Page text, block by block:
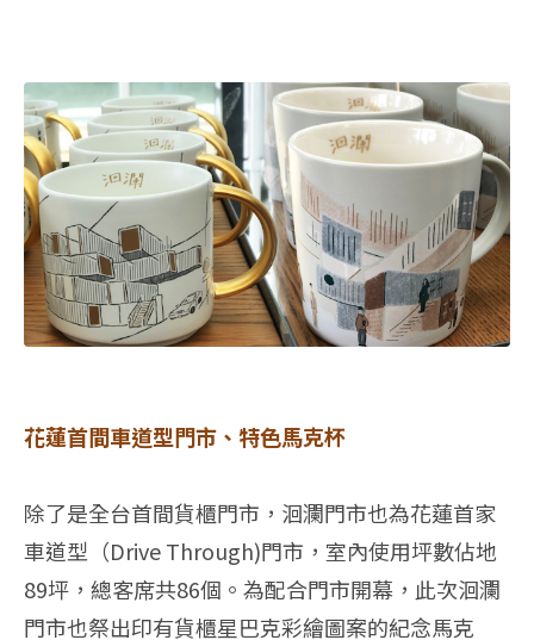
花蓮首間車道型門市、特色馬克杯
除了是全台首間貨櫃門市，洄瀾門市也為花蓮首家
車道型（Drive Through)門市，室內使用坪數佔地
89坪，總客席共86個。為配合門市開幕，此次洄瀾
門市也祭出印有貨櫃星巴克彩繪圖案的紀念馬克